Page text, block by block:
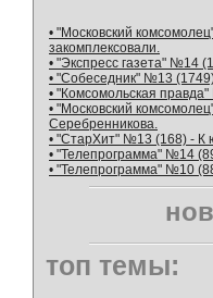
• "Московский
закомплексовали.
• "Экспресс газета" №14
• "Собеседник" №13
• "Комсомольская
• "Московский
Серебренникова.
• "СтарХит" №13 (168) - К
• "Телепрограмма" №14
• "Телепрограмма" №10
топ темы: